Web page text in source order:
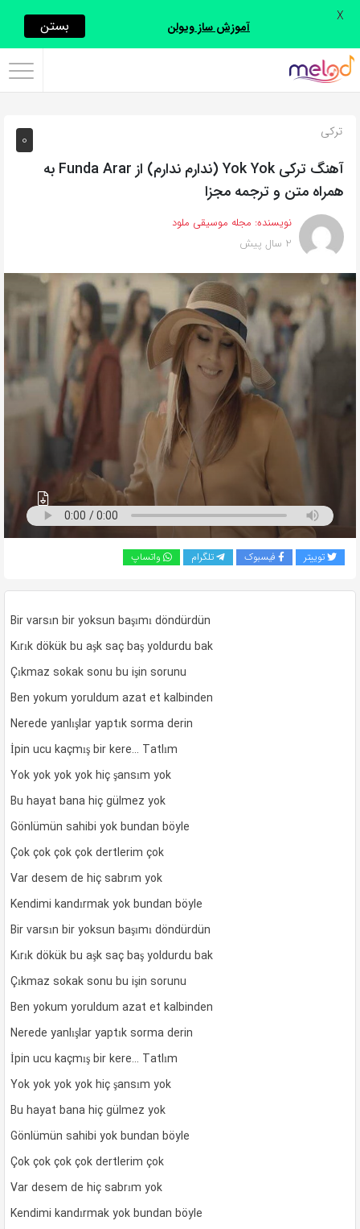
اشتراک
با
از
روش‌های
زیر
این
صفحه
را
خود
0 ترکی
آهنگ ترکی Yok Yok (ندارم ندارم) از Funda Arar به
همراه متن و ترجمه مجزا
نویسنده: مجله موسیقی ملود
2 سال پیش
توییتر فیسبوک تلگرام واتساپ
Bir varsın bir yoksun başımı döndürdün
Kırık dökük bu aşk saç baş yoldurdu bak
Çıkmaz sokak sonu bu işin sorunu
Ben yokum yoruldum azat et kalbinden
Nerede yanlışlar yaptık sorma derin
İpin ucu kaçmış bir kere… Tatlım
Yok yok yok yok hiç şansım yok
Bu hayat bana hiç gülmez yok
Gönlümün sahibi yok bundan böyle
Çok çok çok çok dertlerim çok
Var desem de hiç sabrım yok
Kendimi kandırmak yok bundan böyle
Bir varsın bir yoksun başımı döndürdün
Kırık dökük bu aşk saç baş yoldurdu bak
Çıkmaz sokak sonu bu işin sorunu
Ben yokum yoruldum azat et kalbinden
Nerede yanlışlar yaptık sorma derin
İpin ucu kaçmış bir kere… Tatlım
Yok yok yok yok hiç şansım yok
Bu hayat bana hiç gülmez yok
Gönlümün sahibi yok bundan böyle
Çok çok çok çok dertlerim çok
Var desem de hiç sabrım yok
Kendimi kandırmak yok bundan böyle
آموزش ساز ویولن بستن X